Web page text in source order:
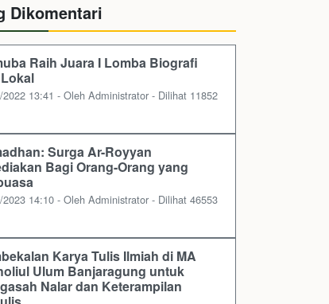
Dikomentari
Raih Juara I Lomba Biografi
2022 13:41 - Oleh Administrator - Dilihat 11852
Surga Ar-Royyan
Bagi Orang-Orang yang
2023 14:10 - Oleh Administrator - Dilihat 46553
Karya Tulis Ilmiah di MA
Ulum Banjaragung untuk
Nalar dan Keterampilan